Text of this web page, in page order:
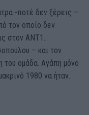
-ποτέ δεν ξέρεις –
τον οποίο δεν
στον ΑΝΤ1.
– και τον
του ομάδα. Αγάπη μόνο
1980 να ήταν.